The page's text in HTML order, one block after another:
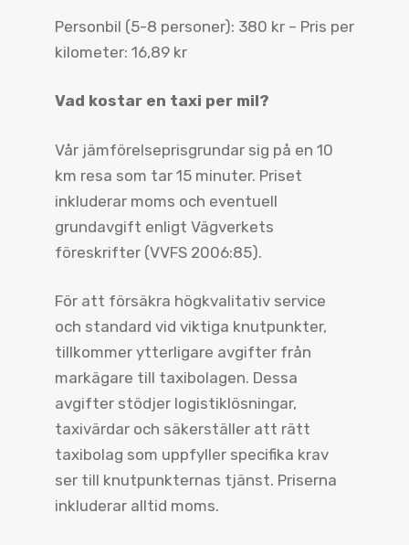
Personbil (5-8 personer): 380 kr – Pris per
kilometer: 16,89 kr
Vad kostar en taxi per mil?
Vår jämförelseprisgrundar sig på en 10
km resa som tar 15 minuter. Priset
inkluderar moms och eventuell
grundavgift enligt Vägverkets
föreskrifter (VVFS 2006:85).
För att försäkra högkvalitativ service
och standard vid viktiga knutpunkter,
tillkommer ytterligare avgifter från
markägare till taxibolagen. Dessa
avgifter stödjer logistiklösningar,
taxivärdar och säkerställer att rätt
taxibolag som uppfyller specifika krav
ser till knutpunkternas tjänst. Priserna
inkluderar alltid moms.